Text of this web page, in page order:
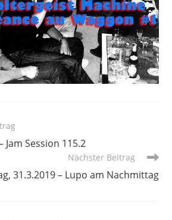
Jam Session 115.2
Nächster Beitrag
31.3.2019 – Lupo am Nachmittag